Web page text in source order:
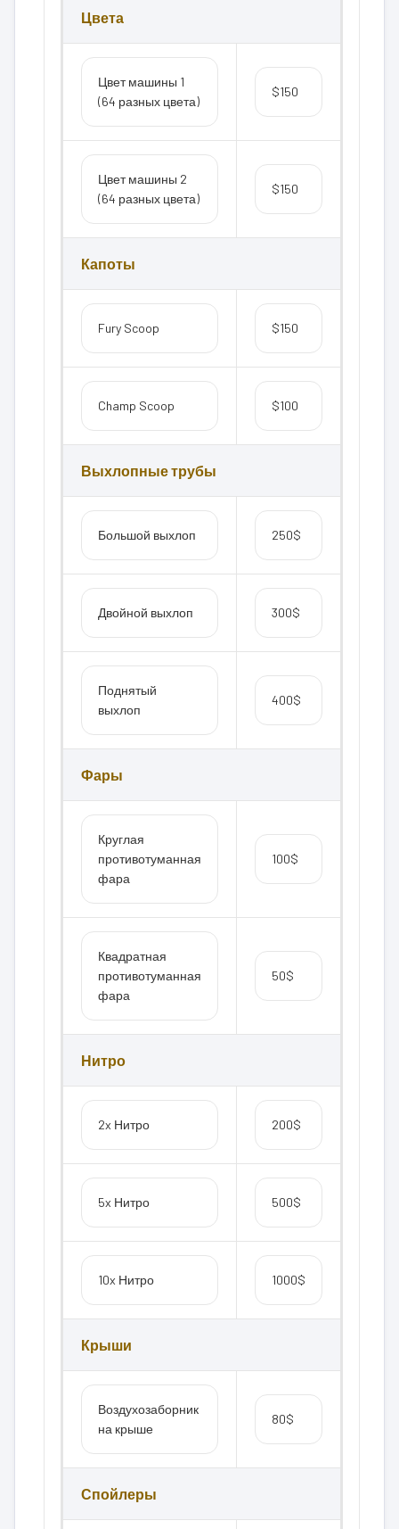
Цвета
Цвет машины 1
(64 разных цвета)
$150
Цвет машины 2
(64 разных цвета)
$150
Капоты
Fury Scoop $150
Champ Scoop $100
Выхлопные трубы
Большой выхлоп 250$
Двойной выхлоп 300$
Поднятый
выхлоп
400$
Фары
Круглая
противотуманная
фара
100$
Квадратная
противотуманная
фара
50$
Нитро
2x Нитро 200$
5x Нитро 500$
10x Нитро 1000$
Крыши
Воздухозаборник
на крыше
80$
Спойлеры